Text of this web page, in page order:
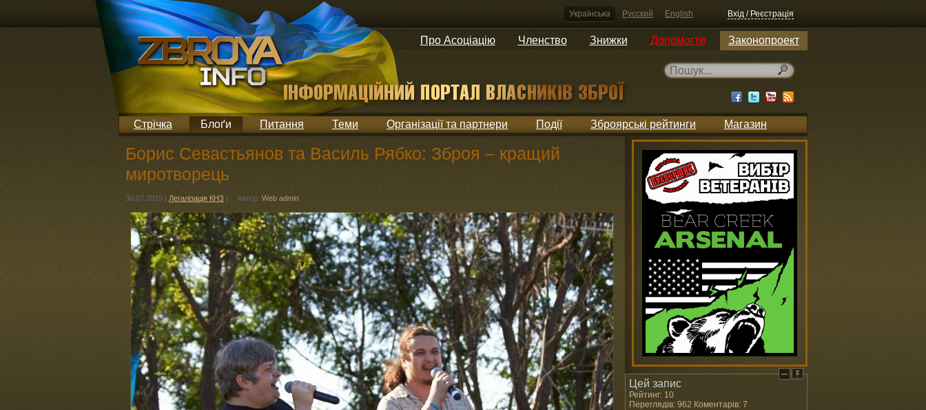
Українська Русский English Вхід / Реєстрація
Про Асоціацію Членство Знижки Допомогти Законопроект
Стрічка Блоґи Питання Теми Організації та партнери Події Зброярські рейтинги Магазин
Борис Севастьянов та Василь Рябко: Зброя – кращий
миротворець
30.07.2015 | Легалізація КНЗ | Автор: Web admin
Цей запис
Рейтинг: 10
Переглядів: 962 Коментарів: 7